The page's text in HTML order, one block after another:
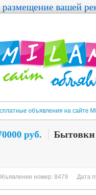
объявления на сайте
руб.
номер: 8479 Дата
вашей